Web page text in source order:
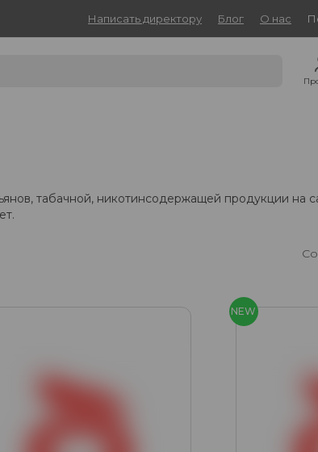
Написать директору Блог О нас
табачной, никотинсодержащей продукции на
NEW